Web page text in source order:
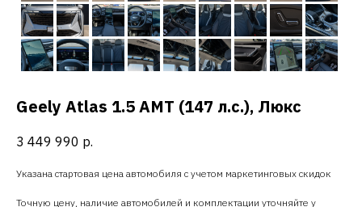
Geely Atlas 1.5 AMT (147 л.с.), Люкс
3 449 990 р.
Указана стартовая цена автомобиля с учетом маркетинговых скидок
Точную цену, наличие автомобилей и комплектации уточняйте у